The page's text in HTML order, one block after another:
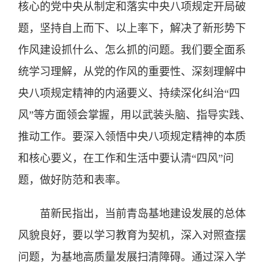
核心的党中央从制定和落实中央八项规定开局破
题，坚持自上而下、以上率下，解决了新形势下
作风建设抓什么、怎么抓的问题。我们要全面系
统学习理解，从党的作风的重要性、深刻理解中
央八项规定精神的内涵要义、持续深化纠治“四
风”等方面领会掌握，用以武装头脑、指导实践、
推动工作。要深入领悟中央八项规定精神的本质
和核心要义，在工作和生活中要认清“四风”问
题，做好防范和表率。
苗新民指出，当前青岛基地建设发展的总体
风貌良好，要以学习教育为契机，深入对照查摆
问题，为基地高质量发展扫清障碍。通过深入学